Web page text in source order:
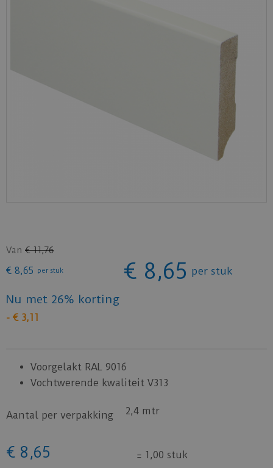
Van € 11,76
€ 8,65 per stuk € 8,65 per stuk
Nu met 26% korting
- € 3,11
Voorgelakt RAL 9016
Vochtwerende kwaliteit V313
Aantal per verpakking 2,4 mtr
€ 8 ,65 = 1,00 stuk